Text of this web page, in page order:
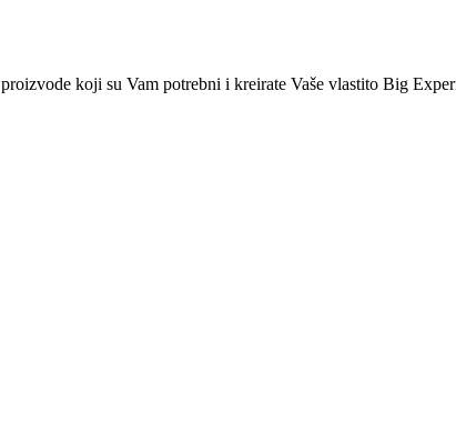
koji su Vam potrebni i kreirate Vaše vlastito Big